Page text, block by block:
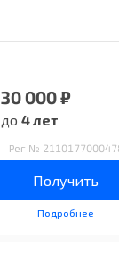
30 000 ₽
до 4 лет
Рег №
Получить
Подробнее